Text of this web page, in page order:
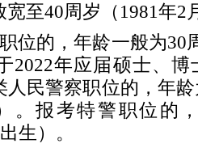
至40周岁（1981年2
位的，年龄一般为30
2022年应届硕士、
人民警察职位的，年
。报考特警职位的
生）。